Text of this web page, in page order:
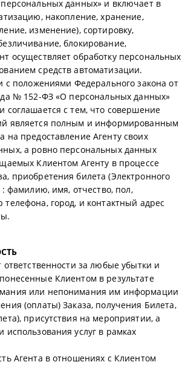
данных» и включает в
накопление, хранение,
изменение), сортировку,
блокирование,
осуществляет обработку персональных
средств автоматизации.
с положениями Федерального закона от
№ 152-ФЗ «О персональных данных»
соглашается с тем, что совершение
является полным и информированным
на предоставление Агенту своих
а ровно персональных данных
Клиентом Агенту в процессе
приобретения билета (Электронного
фамилию, имя, отчество, пол,
телефона, город, и контактный адрес
ответственности за любые убытки и
Клиентом в результате
или непонимания им информации
(оплаты) Заказа, получения Билета,
присутствия на мероприятии, а
использования услуг в рамках
Агента в отношениях с Клиентом